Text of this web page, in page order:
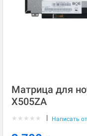
Матрица для
X505ZA
★ ★ ★ ★ ★ | Написать